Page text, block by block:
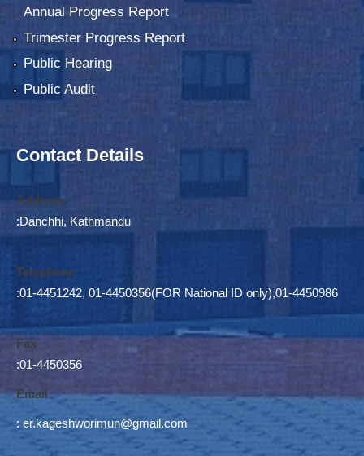
Annual Progress Report
Trimester Progress Report
Public Hearing
Public Audit
Contact Details
Address
:Danchhi, Kathmandu
Telephone
:01-4451242, 01-4450356(FOR National ID only),01-4450986
Fax
:01-4450356
Email
: er.kageshworimun@gmail.com